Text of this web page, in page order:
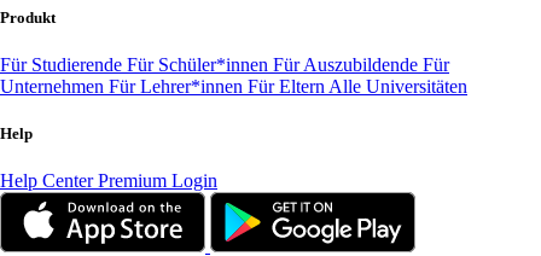
Produkt
Für Studierende Für Schüler*innen Für Auszubildende Für
Unternehmen Für Lehrer*innen Für Eltern Alle Universitäten
Help
Help CenterPremium Login